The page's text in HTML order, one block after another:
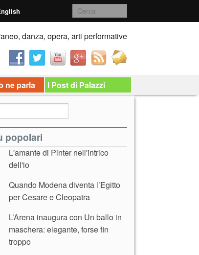
danza, opera, arti performative
ne parla I Post di Palazzi
popolari
L'amante di Pinter nell'intrico
dell'io
Quando Modena diventa l’Egitto
per Cesare e Cleopatra
L’Arena inaugura con Un ballo in
maschera: elegante, forse fin
troppo